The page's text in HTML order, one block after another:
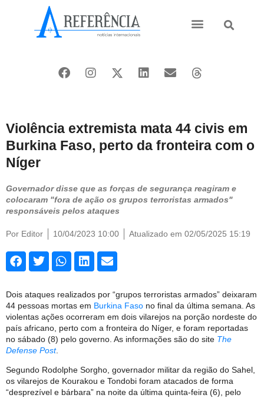
Violência extremista mata 44 civis em
Burkina Faso, perto da fronteira com o
Níger
Governador disse que as forças de segurança reagiram e
colocaram "fora de ação os grupos terroristas armados"
responsáveis pelos ataques
Por Editor 10/04/2023 10:00 Atualizado em 02/05/2025 15:19
Dois ataques realizados por “grupos terroristas armados” deixaram
44 pessoas mortas em Burkina Faso no final da última semana. As
violentas ações ocorreram em dois vilarejos na porção nordeste do
país africano, perto com a fronteira do Níger, e foram reportadas
no sábado (8) pelo governo. As informações são do site The
Defense Post.
Segundo Rodolphe Sorgho, governador militar da região do Sahel,
os vilarejos de Kourakou e Tondobi foram atacados de forma
“desprezível e bárbara” na noite da última quinta-feira (6), pelo